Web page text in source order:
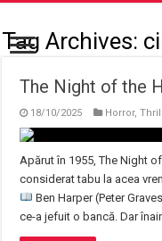
Tag Archives:
The Night of the
18/10/2025 Horror,
Apărut în 1955, The Night
considerat tabu la acea
Ben Harper (Peter
ce-a jefuit o bancă. Dar